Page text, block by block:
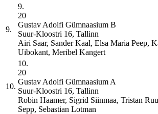
9.
9.
20
Gustav Adolfi Gümnaasium B
Suur-Kloostri 16, Tallinn
Airi Saar, Sander Kaal, Elsa Maria Peep,
Uibokant, Meribel Kangert
10.
10.
20
Gustav Adolfi Gümnaasium A
Suur-Kloostri 16, Tallinn
Robin Haamer, Sigrid Siinmaa, Tristan
Sepp, Sebastian Lotman